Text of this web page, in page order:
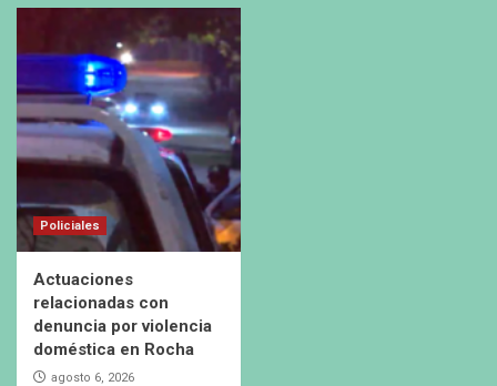
Policiales
Actuaciones
relacionadas con
denuncia por violencia
doméstica en Rocha
agosto 6, 2026